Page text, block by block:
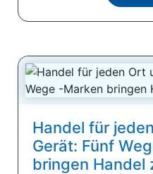
Handel für
Gerät: Fünf
bringen Handel